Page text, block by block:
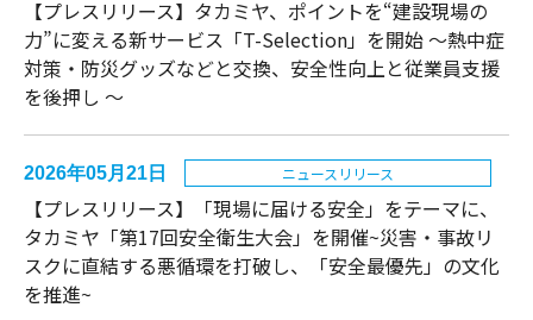
【プレスリリース】タカミヤ、ポイントを“建設現場の
力”に変える新サービス「T-Selection」を開始 ～熱中症
対策・防災グッズなどと交換、安全性向上と従業員支援
を後押し ～
2026年05月21日 ニュースリリース
【プレスリリース】「現場に届ける安全」をテーマに、
タカミヤ「第17回安全衛生大会」を開催~災害・事故リ
スクに直結する悪循環を打破し、「安全最優先」の文化
を推進~